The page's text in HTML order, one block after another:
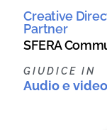
Creative
Partner
SFERA
GIUDICE IN
Audio e video